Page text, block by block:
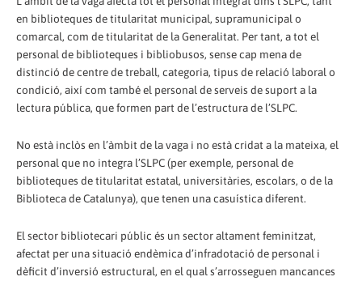
en biblioteques de titularitat municipal, supramunicipal o
comarcal, com de titularitat de la Generalitat. Per tant, a tot el
personal de biblioteques i bibliobusos, sense cap mena de
distinció de centre de treball, categoria, tipus de relació laboral o
condició, així com també el personal de serveis de suport a la
lectura pública, que formen part de l’estructura de l’SLPC.
No està inclòs en l’àmbit de la vaga i no està cridat a la mateixa, el
personal que no integra l’SLPC (per exemple, personal de
biblioteques de titularitat estatal, universitàries, escolars, o de la
Biblioteca de Catalunya), que tenen una casuística diferent.
El sector bibliotecari públic és un sector altament feminitzat,
afectat per una situació endèmica d’infradotació de personal i
dèficit d’inversió estructural, en el qual s’arrosseguen mancances